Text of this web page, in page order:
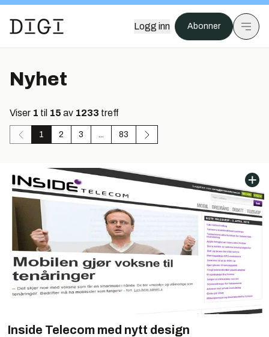
Logg inn Abonner
Nyhet
Viser 1 til 15 av 1233 treff
1 2 3 ... 83
Inside Telecom med nytt design